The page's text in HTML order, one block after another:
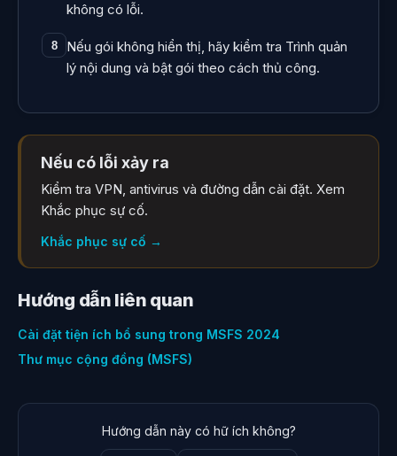
không có lỗi.
8
Nếu gói không hiển thị, hãy kiểm tra Trình quản
lý nội dung và bật gói theo cách thủ công.
Nếu có lỗi xảy ra
Kiểm tra VPN, antivirus và đường dẫn cài đặt. Xem
Khắc phục sự cố.
Khắc phục sự cố →
Hướng dẫn liên quan
Cài đặt tiện ích bổ sung trong MSFS 2024
Thư mục cộng đồng (MSFS)
Hướng dẫn này có hữ ích không?